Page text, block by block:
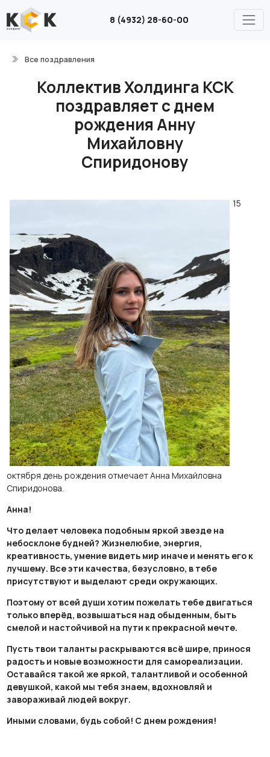
8 (4932) 28-60-00
Все поздравления
Коллектив Холдинга КСК
поздравляет с днем
рождения Анну
Михайловну
Спиридонову
15
октября день рождения отмечает Анна Михайловна
Спиридонова.
Анна!
Что делает человека подобным яркой звезде на
небосклоне будней? Жизнелюбие, энергия,
креативность, умение видеть мир иначе и менять его к
лучшему. Все эти качества, безусловно, в тебе
присутствуют и выделают среди окружающих.
Поэтому от всей души хотим пожелать тебе двигаться
только вперёд, возвышаться над обыденным, быть
смелой и настойчивой на пути к прекрасной мечте.
Пусть твои таланты раскрываются всё шире, принося
радость и новые возможности для самореализации.
Оставайся такой же яркой, талантливой и особенной
девушкой, какой мы тебя знаем, вдохновляй и
завораживай людей вокруг.
Иными словами, будь собой! С днем рождения!